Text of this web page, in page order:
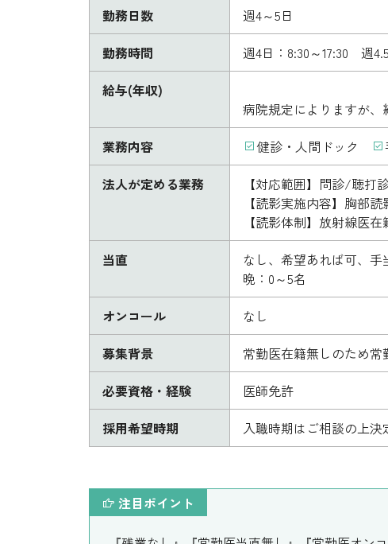
勤務日数
週4～5日
勤務時間
週4日：8:30～17:30 週
給与(年収)
病院規定によりますが、
業務内容
健診・人間ドック
法人が定める業務
【対応範囲】問診/聴打
【読影実施内容】胸部
【読影体制】放射線医
当直
なし、希望あれば可、
晩：0～5名
オンコール
なし
募集背景
常勤医在籍無しのため常
必要資格・経験
医師免許
採用希望時期
入職時期はご相談の上決
注目ポイント